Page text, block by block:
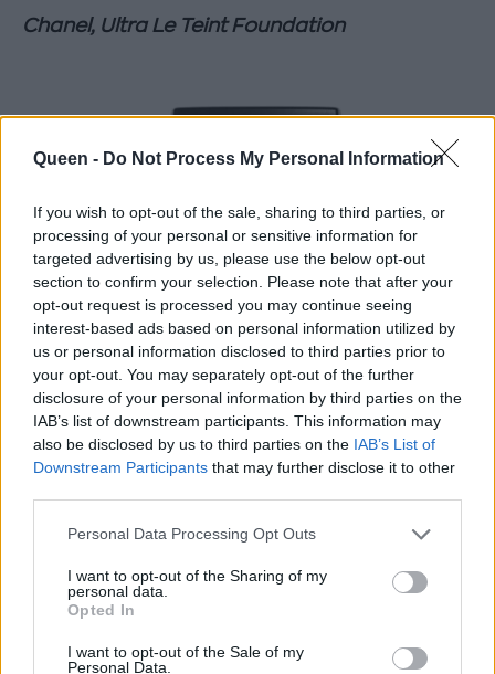
Queen - Do Not Process My Personal Information
If you wish to opt-out of the sale, sharing to third parties, or
processing of your personal or sensitive information for
targeted advertising by us, please use the below opt-out
section to confirm your selection. Please note that after your
opt-out request is processed you may continue seeing
interest-based ads based on personal information utilized by
us or personal information disclosed to third parties prior to
your opt-out. You may separately opt-out of the further
disclosure of your personal information by third parties on the
IAB’s list of downstream participants. This information may
also be disclosed by us to third parties on the IAB’s List of
Downstream Participants that may further disclose it to other
Personal Data Processing Opt Outs
I want to opt-out of the Sharing of my
personal data.
Opted In
I want to opt-out of the Sale of my
Personal Data.
Chanel, Ultra Le Teint Foundation
Ένα από τα πιο ανάλαφρα makeup (διατίθεται